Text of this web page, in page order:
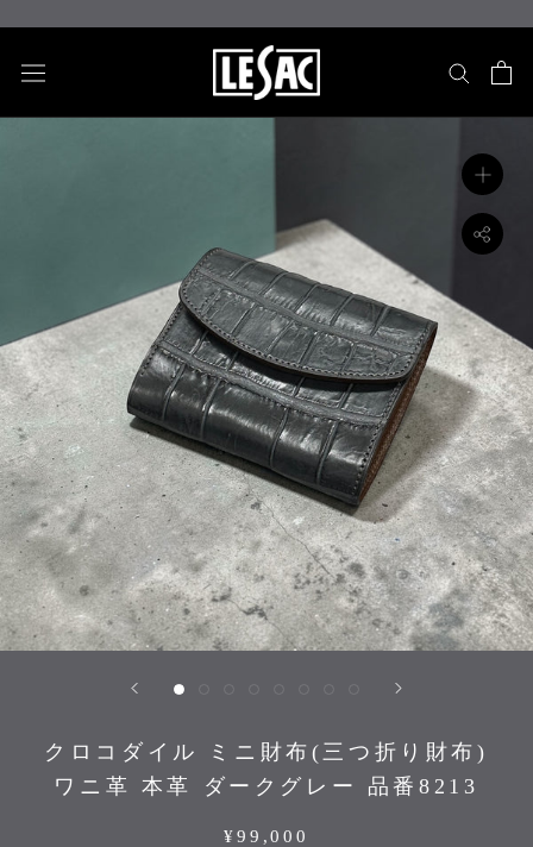
ッ
し
移
動
す
る
クロコダイル ミニ財布(三つ折り財布)
ワニ革 本革 ダークグレー 品番8213
¥99,000